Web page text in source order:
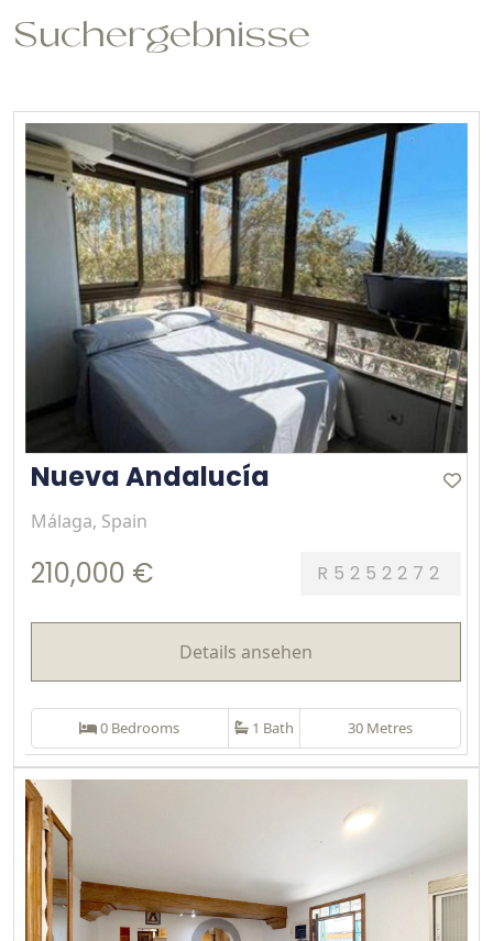
Suchergebnisse
Nueva Andalucía
Málaga, Spain
210,000 € R5252272
Details ansehen
0 Bedrooms 1 Bath 30 Metres